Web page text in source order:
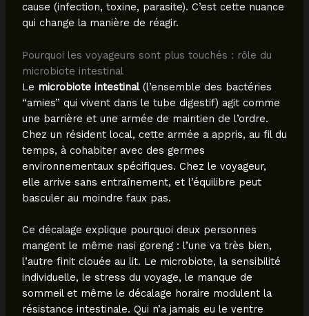
cause (infection, toxine, parasite). C’est cette nuance
qui change la manière de réagir.
Pourquoi les voyageurs sont plus touchés : rôle du
microbiote intestinal
Le microbiote intestinal(l’ensemble des bactéries
“amies” qui vivent dans le tube digestif) agit comme
une barrière et une armée de maintien de l’ordre.
Chez un résident local, cette armée a appris, au fil du
temps, à cohabiter avec des germes
environnementaux spécifiques. Chez le voyageur,
elle arrive sans entraînement, et l’équilibre peut
basculer au moindre faux pas.
Ce décalage explique pourquoi deux personnes
mangent le même nasi goreng : l’une va très bien,
l’autre finit clouée au lit. Le microbiote, la sensibilité
individuelle, le stress du voyage, le manque de
sommeil et même le décalage horaire modulent la
résistance intestinale. Qui n’a jamais eu le ventre